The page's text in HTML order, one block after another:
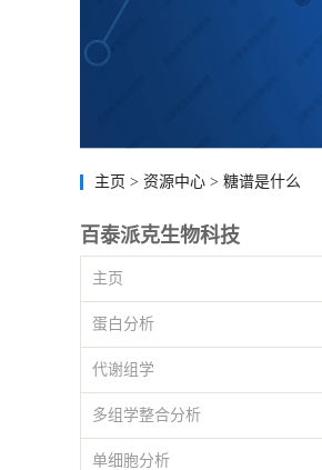
主页 > 资源中心 > 糖谱是什么
百泰派克生物科技
主页
蛋白分析
代谢组学
多组学整合分析
单细胞分析